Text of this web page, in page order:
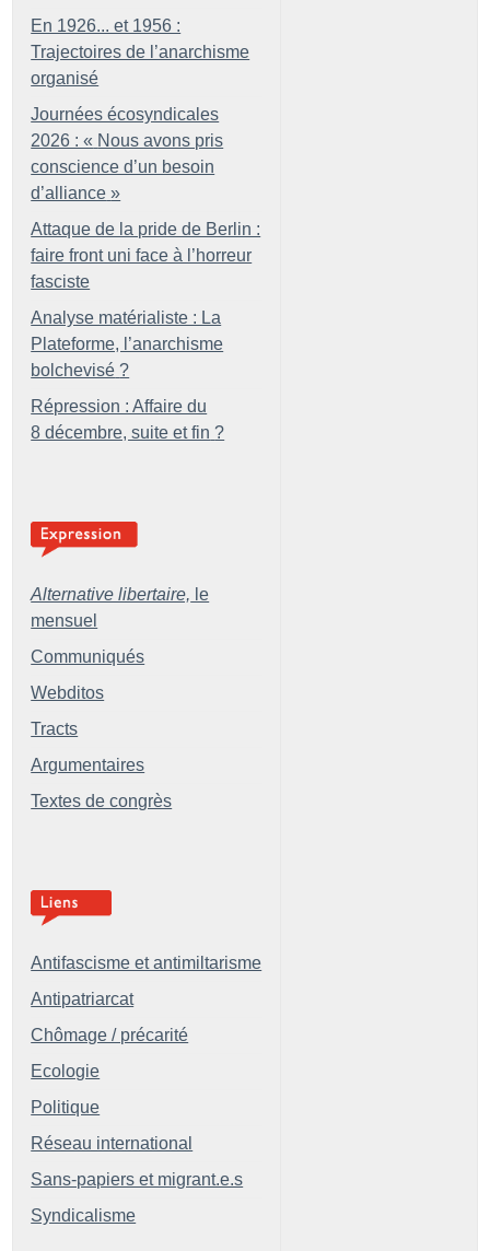
En 1926... et 1956 :
Trajectoires de l’anarchisme
organisé
Journées écosyndicales
2026 : « Nous avons pris
conscience d’un besoin
d’alliance »
Attaque de la pride de Berlin :
faire front uni face à l’horreur
fasciste
Analyse matérialiste : La
Plateforme, l’anarchisme
bolchevisé ?
Répression : Affaire du
8 décembre, suite et fin ?
Alternative libertaire, le
mensuel
Communiqués
Webditos
Tracts
Argumentaires
Textes de congrès
Antifascisme et antimiltarisme
Antipatriarcat
Chômage / précarité
Ecologie
Politique
Réseau international
Sans-papiers et migrant.e.s
Syndicalisme